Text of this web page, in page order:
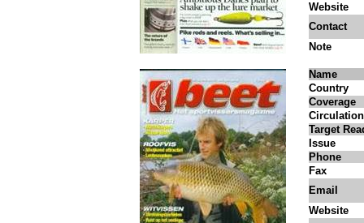
Website
Contact
Note
Name
Country
Coverage
Circulation
Target
Issue
Phone
Fax
Email
Website